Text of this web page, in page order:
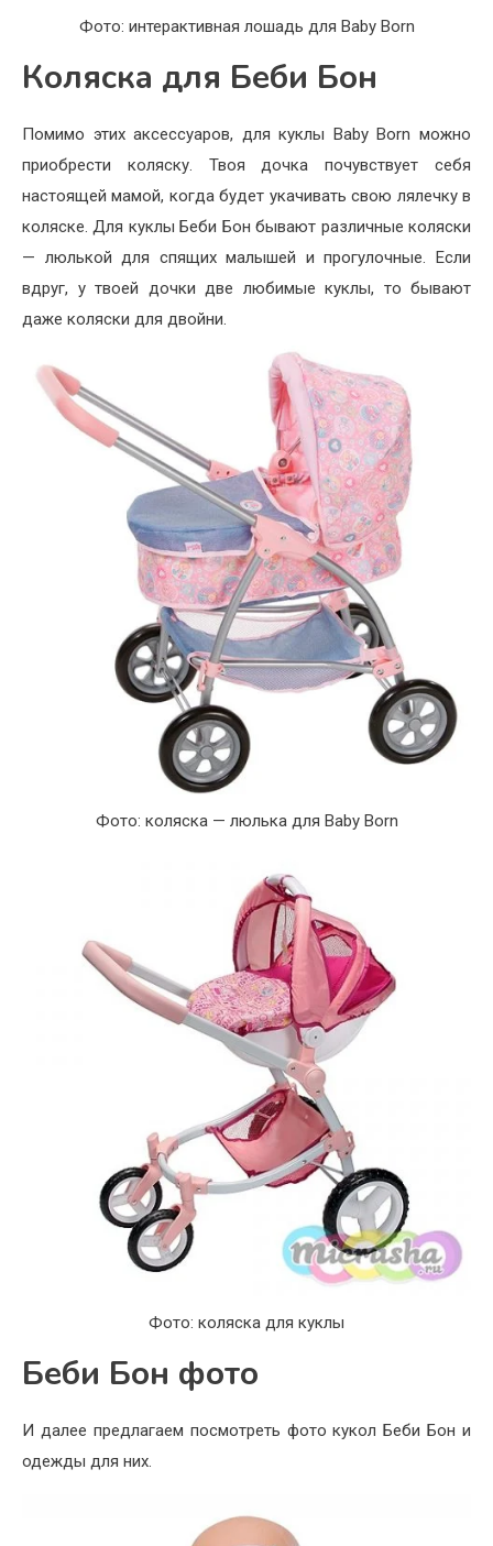
Фото: интерактивная лошадь для Baby Born
Коляска для Беби Бон
Помимо этих аксессуаров, для куклы Baby Born можно
приобрести коляску. Твоя дочка почувствует себя
настоящей мамой, когда будет укачивать свою лялечку в
коляске. Для куклы Беби Бон бывают различные коляски
— люлькой для спящих малышей и прогулочные. Если
вдруг, у твоей дочки две любимые куклы, то бывают
даже коляски для двойни.
Фото: коляска — люлька для Baby Born
Фото: коляска для куклы
Беби Бон фото
И далее предлагаем посмотреть фото кукол Беби Бон и
одежды для них.